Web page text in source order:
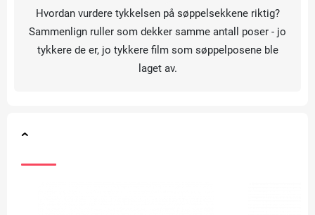
Hvordan vurdere tykkelsen på søppelsekkene riktig?
Sammenlign ruller som dekker samme antall poser - jo
tykkere de er, jo tykkere film som søppelposene ble
laget av.